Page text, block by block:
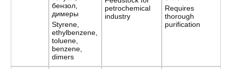
бензол,
димеры
Styrene,
ethylbenzene,
toluene,
benzene,
dimers
petrochemical
industry
Requires
thorough
purification